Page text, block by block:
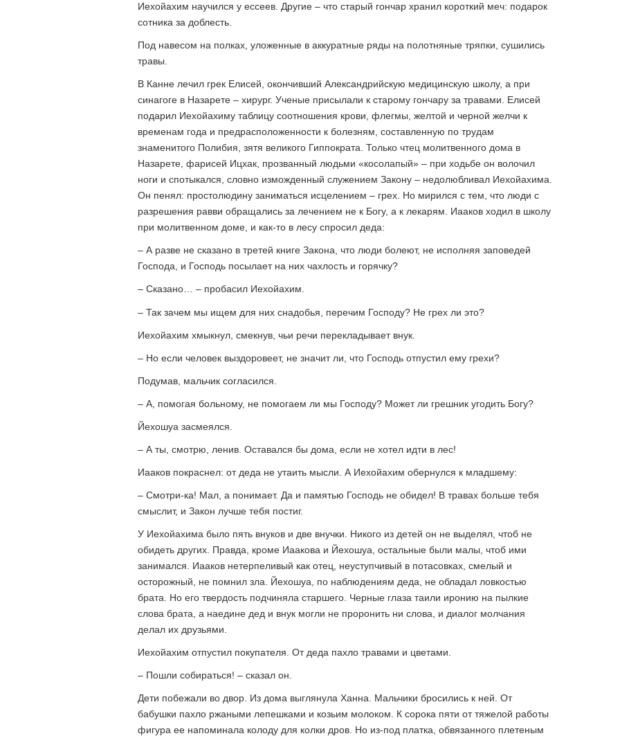
Иехойахим научился у ессеев. Другие – что старый гончар хранил короткий меч: подарок
сотника за доблесть.
Под навесом на полках, уложенные в аккуратные ряды на полотняные тряпки, сушились
травы.
В Канне лечил грек Елисей, окончивший Александрийскую медицинскую школу, а при
синагоге в Назарете – хирург. Ученые присылали к старому гончару за травами. Елисей
подарил Иехойахиму таблицу соотношения крови, флегмы, желтой и черной желчи к
временам года и предрасположенности к болезням, составленную по трудам
знаменитого Полибия, зятя великого Гиппократа. Только чтец молитвенного дома в
Назарете, фарисей Ицхак, прозванный людьми «косолапый» – при ходьбе он волочил
ноги и спотыкался, словно изможденный служением Закону – недолюбливал Иехойахима.
Он пенял: простолюдину заниматься исцелением – грех. Но мирился с тем, что люди с
разрешения равви обращались за лечением не к Богу, а к лекарям. Иааков ходил в школу
при молитвенном доме, и как-то в лесу спросил деда:
– А разве не сказано в третей книге Закона, что люди болеют, не исполняя заповедей
Господа, и Господь посылает на них чахлость и горячку?
– Сказано… – пробасил Иехойахим.
– Так зачем мы ищем для них снадобья, перечим Господу? Не грех ли это?
Иехойахим хмыкнул, смекнув, чьи речи перекладывает внук.
– Но если человек выздоровеет, не значит ли, что Господь отпустил ему грехи?
Подумав, мальчик согласился.
– А, помогая больному, не помогаем ли мы Господу? Может ли грешник угодить Богу?
Йехошуа засмеялся.
– А ты, смотрю, ленив. Оставался бы дома, если не хотел идти в лес!
Иааков покраснел: от деда не утаить мысли. А Иехойахим обернулся к младшему:
– Смотри-ка! Мал, а понимает. Да и памятью Господь не обидел! В травах больше тебя
смыслит, и Закон лучше тебя постиг.
У Иехойахима было пять внуков и две внучки. Никого из детей он не выделял, чтоб не
обидеть других. Правда, кроме Иаакова и Йехошуа, остальные были малы, чтоб ими
занимался. Иааков нетерпеливый как отец, неуступчивый в потасовках, смелый и
осторожный, не помнил зла. Йехошуа, по наблюдениям деда, не обладал ловкостью
брата. Но его твердость подчиняла старшего. Черные глаза таили иронию на пылкие
слова брата, а наедине дед и внук могли не проронить ни слова, и диалог молчания
делал их друзьями.
Иехойахим отпустил покупателя. От деда пахло травами и цветами.
– Пошли собираться! – сказал он.
Дети побежали во двор. Из дома выглянула Ханна. Мальчики бросились к ней. От
бабушки пахло ржаными лепешками и козьим молоком. К сорока пяти от тяжелой работы
фигура ее напоминала колоду для колки дров. Но из-под платка, обвязанного плетеным